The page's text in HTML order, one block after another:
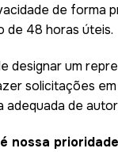
de forma
de 48 horas úteis.
designar um
solicitações
de
nossa